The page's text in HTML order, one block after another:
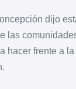
dijo
las
hacer frente a